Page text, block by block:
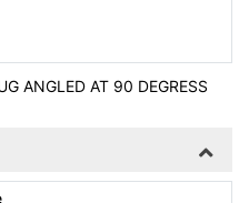
ANGLED AT 90 DEGRESS